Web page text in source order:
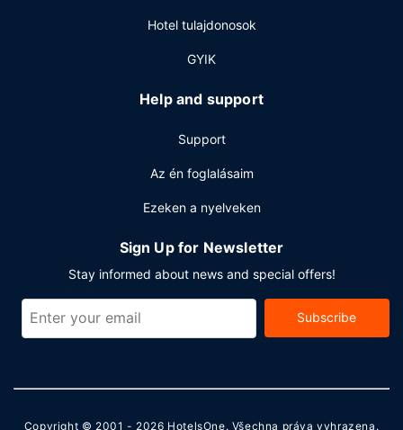
A szálláshelyen 24 órában nyitva tartó business center, 24
órában nyitva tartó recepció és ruhatisztító létesítmények
különböző események lebonyolítására. Az autóval érkező
vendégek számára ingyenes egyéni parkolás biztosított a
Hotel tulajdonosok
GYIK
Help and support
Support
Az én foglalásaim
Ezeken a nyelveken
Sign Up for Newsletter
Stay informed about news and special offers!
Subscribe
Copyright © 2001 - 2026 HotelsOne. Všechna práva vyhrazena.